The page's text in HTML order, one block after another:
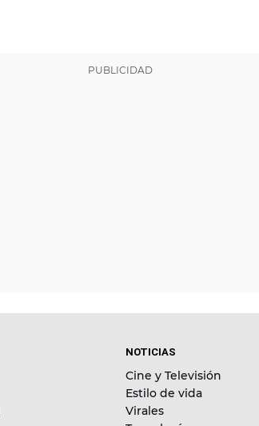
NOTICIAS
Cine y Televisión
Estilo de vida
Virales